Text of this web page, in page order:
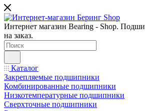
Интернет магазин Bearing - Shop.
на заказ.
Каталог
Закрепляемые подшипники
Комбинированные подшипники
Низкотемпературные подшипники
Сверхточные подшипники